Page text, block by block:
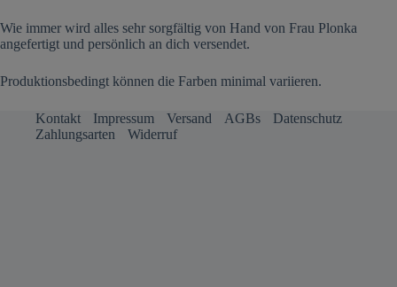
Wie immer wird alles sehr sorgfältig von Hand von Frau Plonka
angefertigt und persönlich an dich versendet.
Produktionsbedingt können die Farben minimal variieren.
Kontakt Impressum Versand AGBs
Datenschutz
Zahlungsarten
Widerruf